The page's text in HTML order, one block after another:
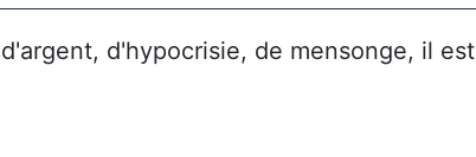
d'hypocrisie, de mensonge, il est